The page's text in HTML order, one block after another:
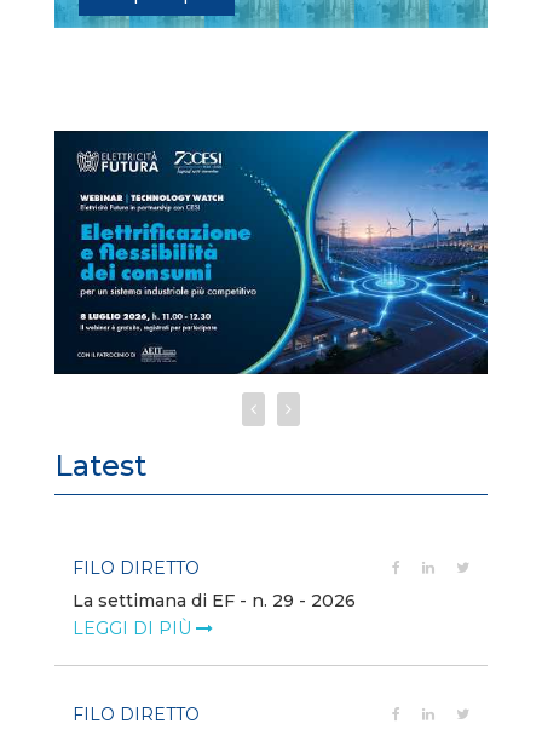
Latest
FILO DIRETTO
La settimana di EF - n. 29 - 2026
LEGGI DI PIÙ
FILO DIRETTO